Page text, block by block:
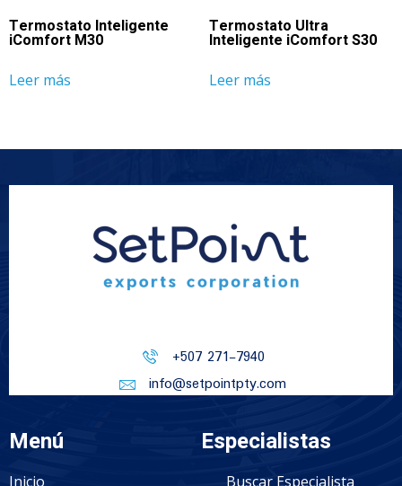
Termostato Inteligente
iComfort M30
Leer más
Termostato Ultra
Inteligente iComfort S30
Leer más
+507 271-7940
info@setpointpty.com
Menú
Inicio
Especialistas
Buscar Especialista